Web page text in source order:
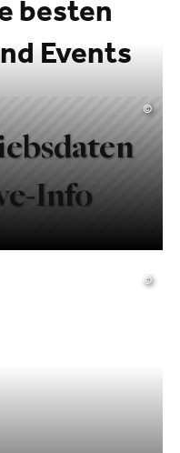
besten
Events
©
Info
©